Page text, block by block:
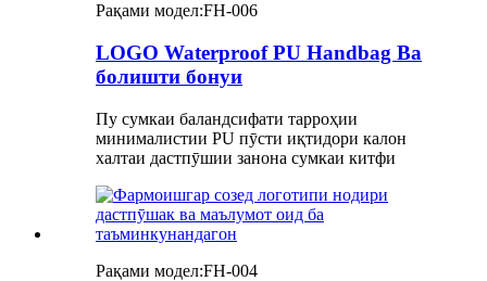
Рақами модел:FH-006
LOGO Waterproof PU Handbag Ва
болишти бонуи
Пу сумкаи баландсифати тарроҳии
минималистии PU пӯсти иқтидори калон
халтаи дастпӯшии занона сумкаи китфи
Рақами модел:FH-004